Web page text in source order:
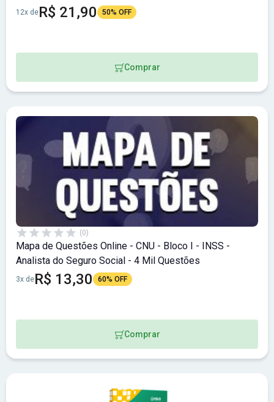
12x deR$ 21,90 50% OFF
Comprar
(0)
Mapa de Questões Online - CNU - Bloco I - INSS -
Analista do Seguro Social - 4 Mil Questões
3x deR$ 13,30 60% OFF
Comprar